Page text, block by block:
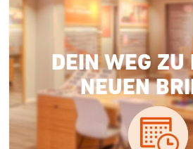
DEIN WEG ZU
NEUEN